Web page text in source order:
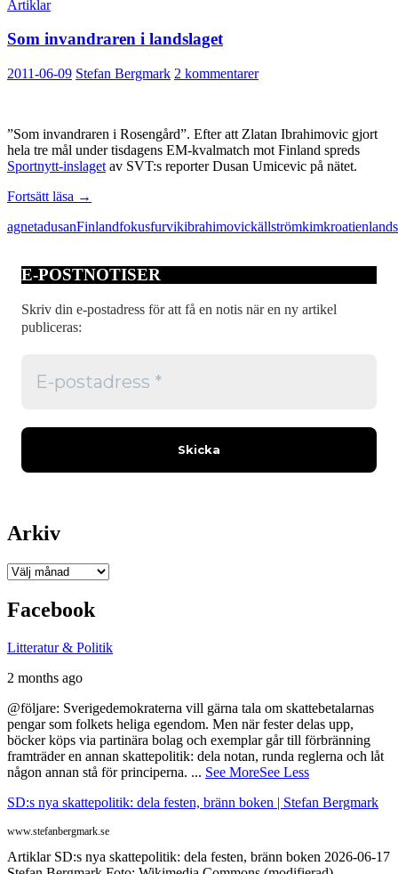
Artiklar
Som invandraren i landslaget
2011-06-09 Stefan Bergmark 2 kommentarer
”Som invandraren i Rosengård”. Efter att Zlatan Ibrahimovic gjort
hela tre mål under tisdagens EM-kvalmatch mot Finland spreds
Sportnytt-inslaget av SVT:s reporter Dusan Umicevic på nätet.
Fortsätt läsa Som
i
→
agnetadusanFinlandfokusfurvikibrahimovickällströmkimkroatien
E-POSTNOTISER
Skriv din e-postadress för att få en notis när en ny artikel
publiceras:
Arkiv
Arkiv
Facebook
Litteratur & Politik
2 months ago
@följare: Sverigedemokraterna vill gärna tala om skattebetalarnas
pengar som folkets heliga egendom. Men när fester delas upp,
böcker köps via partinära bolag och exemplar går till förbränning
framträder en annan skattepolitik: dela notan, runda reglerna och låt
någon annan stå för principerna. ... See MoreSee Less
SD:s nya skattepolitik: dela festen, bränn boken | Stefan Bergmark
www.stefanbergmark.se
Artiklar SD:s nya skattepolitik: dela festen, bränn boken 2026-06-17